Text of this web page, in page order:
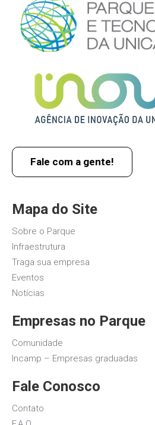
Fale com a gente!
Mapa do Site
Sobre o Parque
Infraestrutura
Traga sua empresa
Eventos
Notícias
Empresas no Parque
Comunidade
Incamp – Empresas graduadas
Fale Conosco
Contato